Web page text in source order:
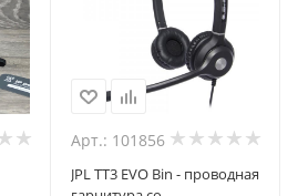
Арт.: 101856
JPL TT3 EVO Bin - проводная